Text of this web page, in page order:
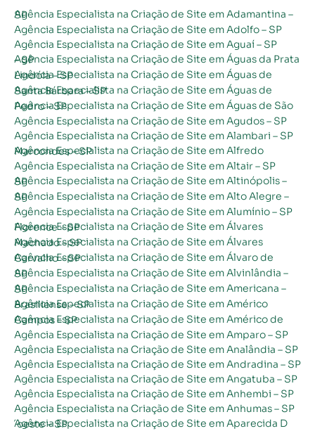
Agência Especialista na Criação de Site em Adamantina – SP
Agência Especialista na Criação de Site em Adolfo – SP
Agência Especialista na Criação de Site em Aguaí – SP
Agência Especialista na Criação de Site em Águas da Prata – SP
Agência Especialista na Criação de Site em Águas de Lindóia – SP
Agência Especialista na Criação de Site em Águas de Santa Bárbara – SP
Agência Especialista na Criação de Site em Águas de São Pedro – SP
Agência Especialista na Criação de Site em Agudos – SP
Agência Especialista na Criação de Site em Alambari – SP
Agência Especialista na Criação de Site em Alfredo Marcondes – SP
Agência Especialista na Criação de Site em Altair – SP
Agência Especialista na Criação de Site em Altinópolis – SP
Agência Especialista na Criação de Site em Alto Alegre – SP
Agência Especialista na Criação de Site em Alumínio – SP
Agência Especialista na Criação de Site em Álvares Florence – SP
Agência Especialista na Criação de Site em Álvares Machado – SP
Agência Especialista na Criação de Site em Álvaro de Carvalho – SP
Agência Especialista na Criação de Site em Alvinlândia – SP
Agência Especialista na Criação de Site em Americana – SP
Agência Especialista na Criação de Site em Américo Brasiliense – SP
Agência Especialista na Criação de Site em Américo de Campos – SP
Agência Especialista na Criação de Site em Amparo – SP
Agência Especialista na Criação de Site em Analândia – SP
Agência Especialista na Criação de Site em Andradina – SP
Agência Especialista na Criação de Site em Angatuba – SP
Agência Especialista na Criação de Site em Anhembi – SP
Agência Especialista na Criação de Site em Anhumas – SP
Agência Especialista na Criação de Site em Aparecida D´oeste – SP